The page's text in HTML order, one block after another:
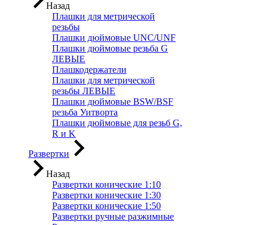
Назад
Плашки для метрической
резьбы
Плашки дюймовые UNC/UNF
Плашки дюймовые резьба G
ЛЕВЫЕ
Плашкодержатели
Плашки для метрической
резьбы ЛЕВЫЕ
Плашки дюймовые BSW/BSF
резьба Уитворта
Плашки дюймовые для резьб G,
R и K
Развертки
Назад
Развертки конические 1:10
Развертки конические 1:30
Развертки конические 1:50
Развертки ручные разжимные